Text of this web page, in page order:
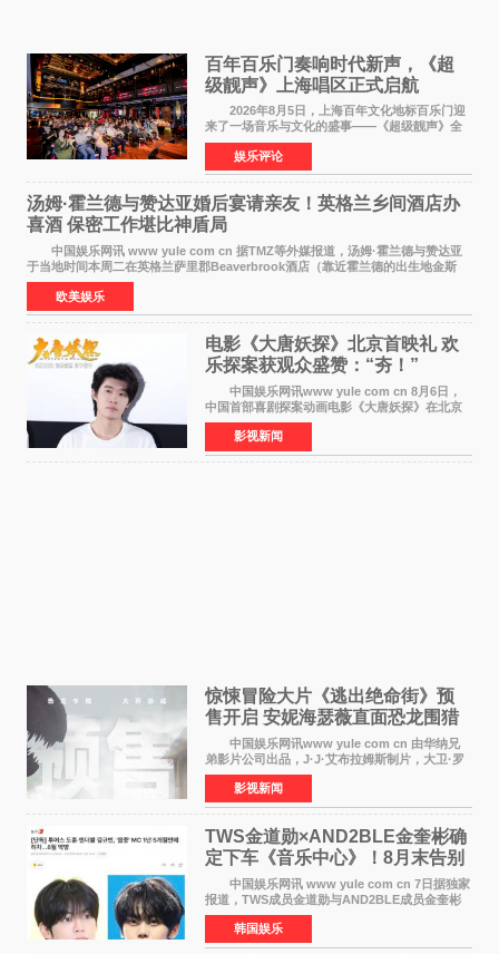
百年百乐门奏响时代新声，《超
级靓声》上海唱区正式启航
2026年8月5日，上海百年文化地标百乐门迎
来了一场音乐与文化的盛事——《超级靓声》全
国励志音乐公益节目上海唱区新闻发布会暨启动
仪式在此隆重举行。各界领导、嘉宾与媒体朋友
齐聚一堂，共同
娱乐评论
汤姆·霍兰德与赞达亚婚后宴请亲友！英格兰乡间酒店办
喜酒 保密工作堪比神盾局
中国娱乐网讯 www yule com cn 据TMZ等外媒报道，汤姆·霍兰德与赞达亚
于当地时间本周二在英格兰萨里郡Beaverbrook酒店（靠近霍兰德的出生地金斯
顿）举办婚宴，邀请家人与朋友们喝喜酒，庆祝
欧美娱乐
电影《大唐妖探》北京首映礼 欢
乐探案获观众盛赞：“夯！”
中国娱乐网讯www yule com cn 8月6日，
中国首部喜剧探案动画电影《大唐妖探》在北京
举办电影首映礼。导演程腾、联合导演黄珉、总
制片人曹紫建、制片人李莹莹，配音导演张喆，
对白指导程寅，领
影视新闻
惊悚冒险大片《逃出绝命街》预
售开启 安妮海瑟薇直面恐龙围猎
中国娱乐网讯www yule com cn 由华纳兄
弟影片公司出品，J·J·艾布拉姆斯制片，大卫·罗
伯特·米切尔执导，好莱坞巨星安妮·海瑟薇和伊万
·麦克格雷格领衔主演的2026暑期惊悚冒险大片
《逃出绝
影视新闻
TWS金道勋×AND2BLE金奎彬确
定下车《音乐中心》！8月末告别
MC席位
中国娱乐网讯 www yule com cn 7日据独家
报道，TWS成员金道勋与AND2BLE成员金奎彬
将于8月离开《音乐中心》MC的位置。 金道
勋与金奎彬于去年3月与H2H A-NA一起被选为
《音乐中心》MC，约1
韩国娱乐